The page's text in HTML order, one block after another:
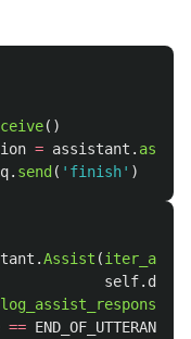
()
= assistant . assist
. send ( ' finish' )
.Assist (
self.
== END_OF_UTTERANCE